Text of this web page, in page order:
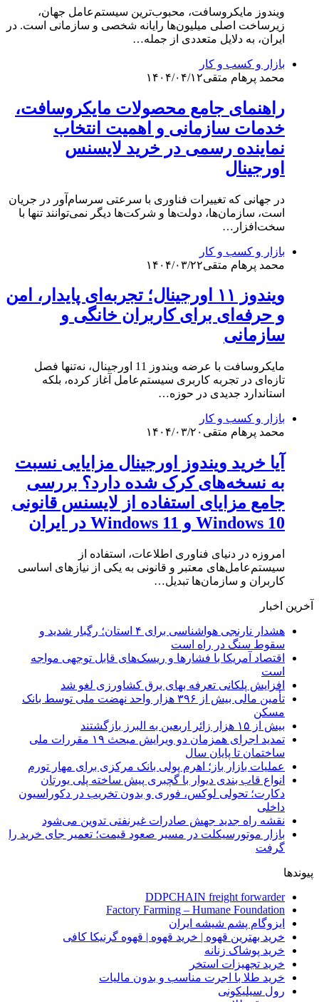
ویندوز مایکروسافت، محبوب‌ترین سیستم‌عامل جهان،
زیرساخت اصلی میلیون‌ها رایانه شخصی و سازمانی است. در
ایران، به دلایل متعددی از جمله…
بازار و کسب و کار
محمد پرهام متقی۱۴۰۴/۰۴/۱۲
راهنمای جامع محصولات مایکروسافت،
خدمات سازمانی و اهمیت انتخاب
نماینده رسمی در خرید لایسنس
اورجینال
در جهانی که تغییرات فناوری با سرعتی سرسام‌آور در جریان
است، سازمان‌ها، دولت‌ها و شرکت‌ها دیگر نمی‌توانند تنها با
سخت‌افزار…
بازار و کسب و کار
محمد پرهام متقی۱۴۰۴/۰۳/۲۲
ویندوز ۱۱ اورجینال؛ تجربه‌ای پایدار، امن
و حرفه‌ای برای کاربران خانگی و
سازمانی
مایکروسافت با عرضه ویندوز 11 اورجینال، نه‌تنها فصل
تازه‌ای در تجربه کاربری سیستم‌عامل آغاز کرده، بلکه
استاندارد جدیدی در حوزه…
بازار و کسب و کار
محمد پرهام متقی ۱۴۰۴/۰۳/۲۰
آیا خرید ویندوز اورجینال مزایایی نسبت
به نسخه‌های کرک شده دارد؟ بررسی
جامع مزایای استفاده از لایسنس قانونی
Windows 10 و Windows 11 در ایران
امروزه در دنیای فناوری اطلاعات، استفاده از
سیستم‌عامل‌های معتبر و قانونی به یکی از نیازهای اساسی
کاربران و سازمان‌ها تبدیل…
آخرین اخبار
هشدار نارنجی هواشناسی برای ۴ استان؛ رگبار شدید و
سقوط سنگ در راه است
اقتصاد آمریکا با فشارها و ریسک‌های قابل توجهی مواجه
است
افزایش پلکانی تعرفه بهای برق کشاورزی لغو شد
تأمین مالی بیش از ۳۹۶ هزار واحد نهضت ملی توسط بانک
مسکن
بیش از ۱۵ هزار زائر اربعین به البرز بازگشتند
تمدید اجرای همزمان دو ویرایش مبحث ۱۹ مقررات ملی
ساختمان تا پایان سال
عملیات بازار باز؛ اهرم پولی بانک مرکزی برای مهار تورم
انواع قاب بندی دیوار با گچبری پیش ساخته پلی یورتان
دکارت؛ تحولی لوکس، فوری و بدون تخریب در دکوراسیون
داخلی
نقشه راه جدید جهش صادرات غیرنفتی تدوین می‌شود
بازار موتورسیکلت در مسیر صعود قیمت؛ تعمیر جای خرید را
گرفت
پیوندها
DDPCHAIN freight forwarder
Factory Farming – Humane Foundation
ایزوگام پشم شیشه ایران
خرید بهترین قهوه | خرید قهوه | قهوه گرنیکا کافی
خرید پوشاک زنانه
خرید تجهیزات استخر
خرید طلا با اجرت مناسب و بدون مالیات
رول سیلیکونی